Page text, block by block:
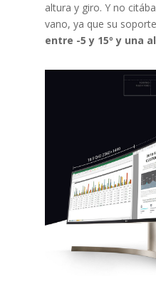
altura y giro. Y no
vano, ya que su soporte
entre -5 y 15º y una